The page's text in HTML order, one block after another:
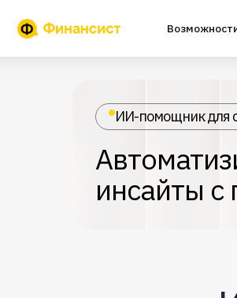
Возможности
ИИ-помощник для
инсайты